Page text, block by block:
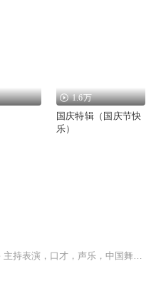
1.6万
国庆特辑（国庆节快
乐）